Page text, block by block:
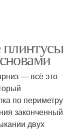
плинтусы
— всё это
по периметру
законченный
двух